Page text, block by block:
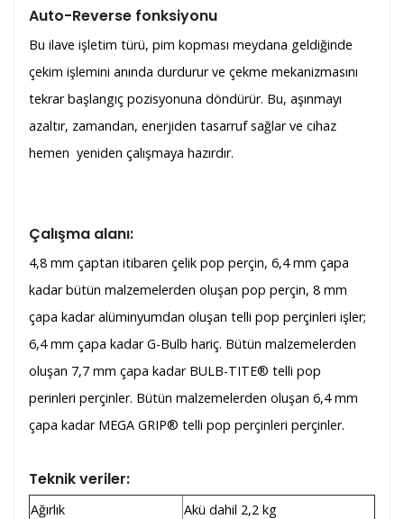
Auto-Reverse fonksiyonu
Bu ilave işletim türü, pim kopması meydana geldiğinde
çekim işlemini anında durdurur ve çekme mekanizmasını
tekrar başlangıç pozisyonuna döndürür. Bu, aşınmayı
azaltır, zamandan, enerjiden tasarruf sağlar ve cihaz
hemen yeniden çalışmaya hazırdır.
Çalışma alanı:
4,8 mm çaptan itibaren çelik pop perçin, 6,4 mm çapa
kadar bütün malzemelerden oluşan pop perçin, 8 mm
çapa kadar alüminyumdan oluşan telli pop perçinleri işler;
6,4 mm çapa kadar G-Bulb hariç. Bütün malzemelerden
oluşan 7,7 mm çapa kadar BULB-TITE® telli pop
perinleri perçinler. Bütün malzemelerden oluşan 6,4 mm
çapa kadar MEGA GRIP® telli pop perçinleri perçinler.
Teknik veriler:
Ağırlık Akü dahil 2,2 kg